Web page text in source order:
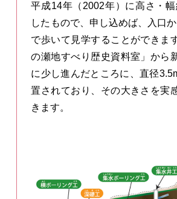
平成14年（2002年）に高さ・
したもので、申し込めば、入口
で歩いて見学することができま
の瀬地すべり歴史資料室」から
に少し進んだところに、直径
置されており、その大きさを実
きます。